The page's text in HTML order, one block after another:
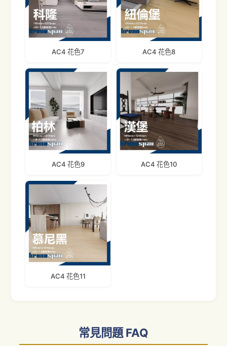
AC4 花色7 AC4 花色8
AC4 花色9 AC4 花色10
AC4 花色11
常見問題 FAQ